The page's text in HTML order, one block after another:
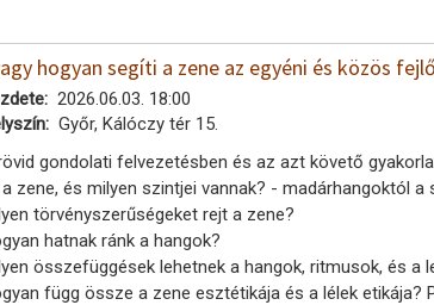
hogyan segíti a zene az egyéni és közös
2026.06.03. 18:00
Győr, Kálóczy tér 15.
gondolati felvezetésben és az azt követő
zene, és milyen szintjei vannak? - madárhangoktól a
törvényszerűségeket rejt a zene?
hatnak ránk a hangok?
összefüggések lehetnek a hangok, ritmusok, és a
függ össze a zene esztétikája és a lélek etikája?